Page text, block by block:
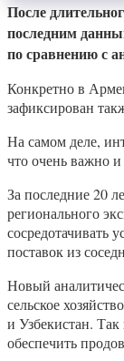
После
последним
по сравнению с
Конкретно в
зафиксирован
На самом деле,
что очень важно
За последние 20
регионального
сосредотачивать
поставок из
Новый
сельское
и Узбекистан.
обеспечить